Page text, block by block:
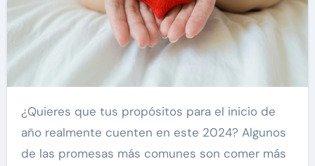
¿Quieres que tus propósitos para el inicio de
año realmente cuenten en este 2024? Algunos
de las promesas más comunes son comer más